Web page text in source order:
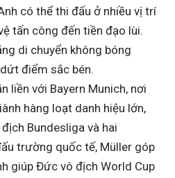
có thể thi đấu ở nhiều vị trí
tấn công đến tiền đạo lùi.
di chuyển không bóng
điểm sắc bén.
liền với Bayern Munich, nơi
hàng loạt danh hiệu lớn,
Bundesliga và hai
trường quốc tế, Müller góp
giúp Đức vô địch World Cup